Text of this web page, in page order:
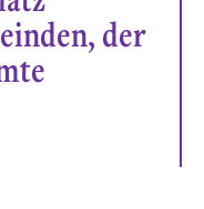
der